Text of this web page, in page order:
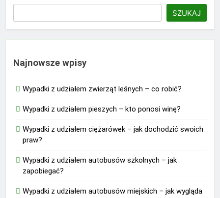
SZUKAJ
Najnowsze wpisy
Wypadki z udziałem zwierząt leśnych – co robić?
Wypadki z udziałem pieszych – kto ponosi winę?
Wypadki z udziałem ciężarówek – jak dochodzić swoich
praw?
Wypadki z udziałem autobusów szkolnych – jak
zapobiegać?
Wypadki z udziałem autobusów miejskich – jak wygląda